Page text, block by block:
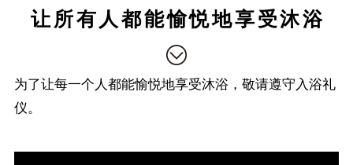
让所有人都能愉悦地享受沐浴
为了让每一个人都能愉悦地享受沐浴，敬请遵守入浴礼
仪。